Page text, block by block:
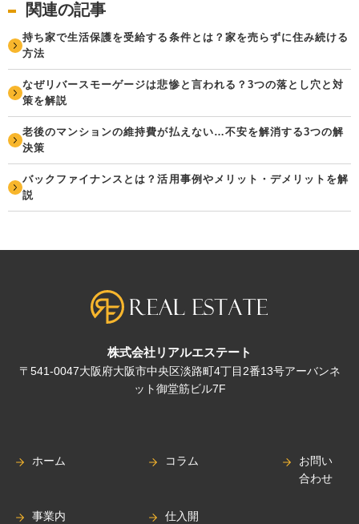
関連の記事
持ち家で生活保護を受給する条件とは？家を売らずに住み続ける
方法
なぜリバースモーゲージは悲惨と言われる？3つの落とし穴と対
策を解説
老後のマンションの維持費が払えない…不安を解消する3つの解
決策
バックファイナンスとは？活用事例やメリット・デメリットを解
説
株式会社リアルエステート
〒541-0047大阪府大阪市中央区淡路町4丁目2番13号アーバンネ
ット御堂筋ビル7F
ホーム
事業内
コラム
仕入開
お問い
合わせ